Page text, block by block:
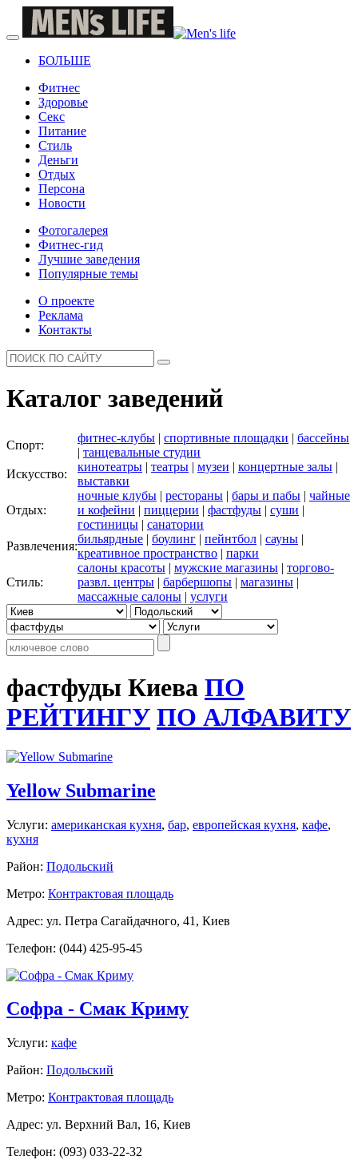
БОЛЬШЕ
Фитнес
Здоровье
Секс
Питание
Стиль
Деньги
Отдых
Персона
Новости
Фотогалерея
Фитнес-гид
Лучшие заведения
Популярные темы
О проекте
Реклама
Контакты
Каталог заведений
Спорт:
фитнес-клубы | спортивные площадки | бассейны
| танцевальные студии
Искусство:
кинотеатры | театры | музеи | концертные залы |
выставки
Отдых:
ночные клубы | рестораны | бары и пабы | чайные
и кофейни | пиццерии | фастфуды | суши |
гостиницы | санатории
Развлечения:
бильярдные | боулинг | пейнтбол | сауны |
креативное пространство | парки
Стиль:
салоны красоты | мужские магазины | торгово-
развл. центры | барбершопы | магазины |
массажные салоны | услуги
фастфуды Киева ПО
РЕЙТИНГУ ПО АЛФАВИТУ
Yellow Submarine
Услуги: американская кухня, бар, европейская кухня, кафе,
кухня
Район: Подольский
Метро: Контрактовая площадь
Адрес: ул. Петра Сагайдачного, 41, Киев
Телефон: (044) 425-95-45
Софра - Смак Криму
Услуги: кафе
Район: Подольский
Метро: Контрактовая площадь
Адрес: ул. Верхний Вал, 16, Киев
Телефон: (093) 033-22-32